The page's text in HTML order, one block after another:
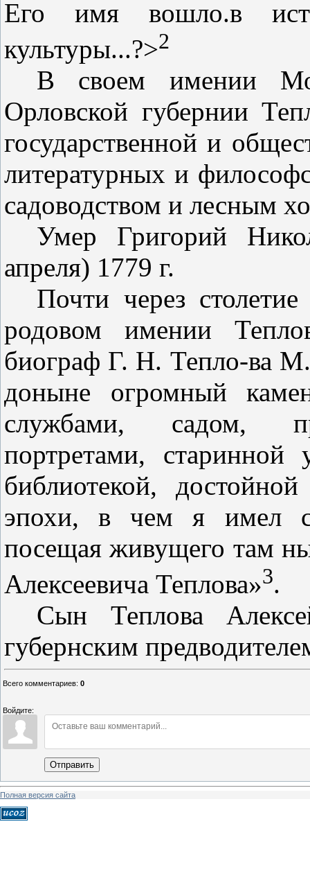
Его имя вошло.в
культуры...?>2
В своем имении
Орловской губернии
государственной и
литературных и
садоводством и лесным
Умер Григорий
апреля) 1779 г.
Почти через
родовом имении
биограф Г. Н. Тепло-ва
доныне огромный
службами, садом,
портретами,
библиотекой,
эпохи, в чем я имел
посещая живущего там
Алексеевича Теплова»3.
Сын Теплова
губернским
Всего комментариев: 0
Войдите:
Отправить
Полная версия сайта